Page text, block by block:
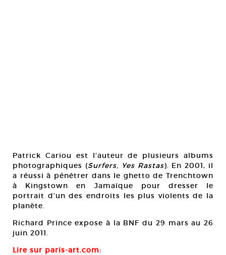
Patrick Cariou est l’auteur de plusieurs albums
photographiques (Surfers, Yes Rastas). En 2001, il
a réussi à pénétrer dans le ghetto de Trenchtown
à Kingstown en Jamaïque pour dresser le
portrait d’un des endroits les plus violents de la
planète.
Richard Prince expose à la BNF du 29 mars au 26
juin 2011.
Lire sur paris-art.com: